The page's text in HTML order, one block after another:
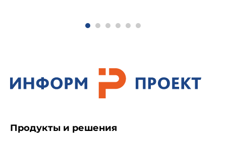
Продукты и решения